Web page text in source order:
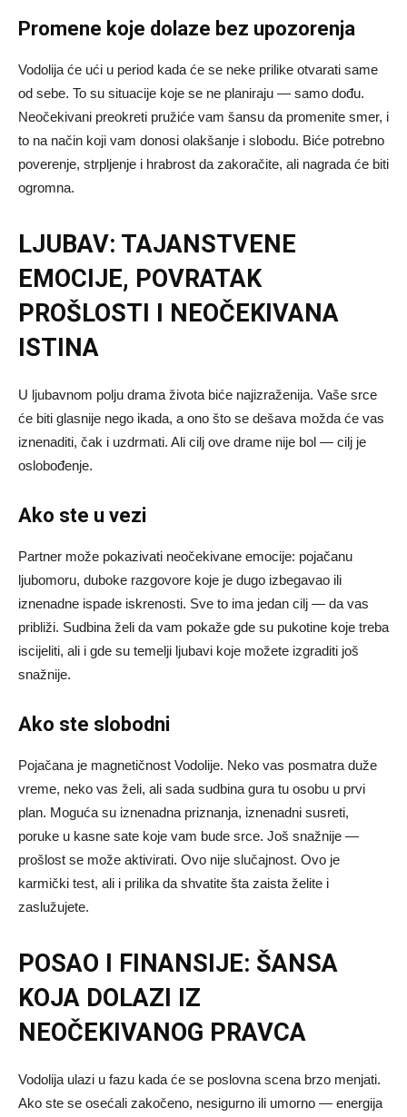
Promene koje dolaze bez upozorenja
Vodolija će ući u period kada će se neke prilike otvarati same
od sebe. To su situacije koje se ne planiraju — samo dođu.
Neočekivani preokreti pružiće vam šansu da promenite smer, i
to na način koji vam donosi olakšanje i slobodu. Biće potrebno
poverenje, strpljenje i hrabrost da zakoračite, ali nagrada će biti
ogromna.
LJUBAV: TAJANSTVENE
EMOCIJE, POVRATAK
PROŠLOSTI I NEOČEKIVANA
ISTINA
U ljubavnom polju drama života biće najizraženija. Vaše srce
će biti glasnije nego ikada, a ono što se dešava možda će vas
iznenaditi, čak i uzdrmati. Ali cilj ove drame nije bol — cilj je
oslobođenje.
Ako ste u vezi
Partner može pokazivati neočekivane emocije: pojačanu
ljubomoru, duboke razgovore koje je dugo izbegavao ili
iznenadne ispade iskrenosti. Sve to ima jedan cilj — da vas
približi. Sudbina želi da vam pokaže gde su pukotine koje treba
iscijeliti, ali i gde su temelji ljubavi koje možete izgraditi još
snažnije.
Ako ste slobodni
Pojačana je magnetičnost Vodolije. Neko vas posmatra duže
vreme, neko vas želi, ali sada sudbina gura tu osobu u prvi
plan. Moguća su iznenadna priznanja, iznenadni susreti,
poruke u kasne sate koje vam bude srce. Još snažnije —
prošlost se može aktivirati. Ovo nije slučajnost. Ovo je
karmički test, ali i prilika da shvatite šta zaista želite i
zaslužujete.
POSAO I FINANSIJE: ŠANSA
KOJA DOLAZI IZ
NEOČEKIVANOG PRAVCA
Vodolija ulazi u fazu kada će se poslovna scena brzo menjati.
Ako ste se osećali zakočeno, nesigurno ili umorno — energija